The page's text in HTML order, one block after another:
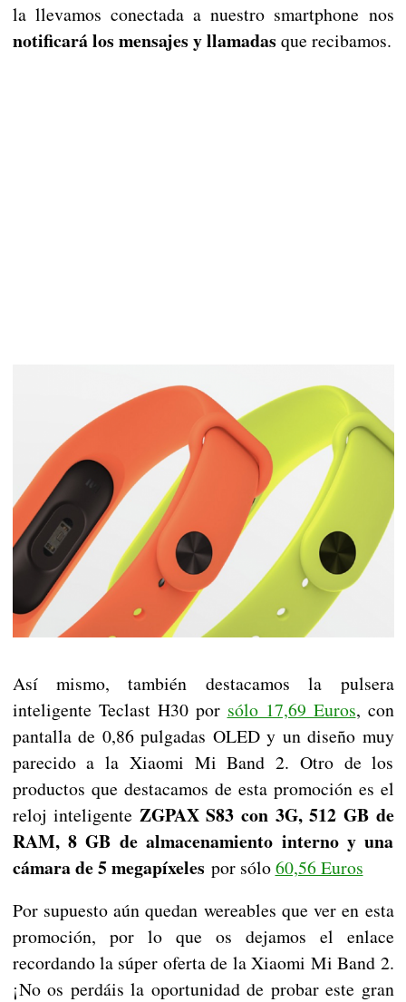
la llevamos conectada a nuestro smartphone nos
notificará los mensajes y llamadas que recibamos.
Así mismo, también destacamos la pulsera
inteligente Teclast H30 por sólo 17,69 Euros, con
pantalla de 0,86 pulgadas OLED y un diseño muy
parecido a la Xiaomi Mi Band 2. Otro de los
productos que destacamos de esta promoción es el
reloj inteligente ZGPAX S83 con 3G, 512 GB de
RAM, 8 GB de almacenamiento interno y una
cámara de 5 megapíxeles por sólo60,56 Euros
Por supuesto aún quedan wereables que ver en esta
promoción, por lo que os dejamos el enlace
recordando la súper oferta de la Xiaomi Mi Band 2.
¡No os perdáis la oportunidad de probar este gran